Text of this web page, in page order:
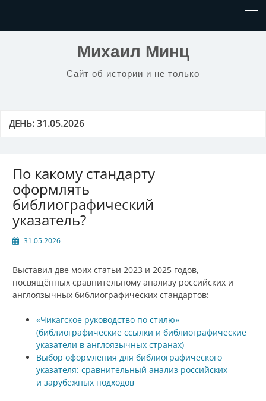
Михаил Минц
Сайт об истории и не только
ДЕНЬ:31.05.2026
По какому стандарту
оформлять
библиографический
указатель?
31.05.2026
Выставил две моих статьи 2023 и 2025 годов,
посвящённых сравнительному анализу российских и
англоязычных библиографических стандартов:
«Чикагское руководство по стилю»
(библиографические ссылки и библиографические
указатели в англоязычных странах)
Выбор оформления для библиографического
указателя: сравнительный анализ российских
и зарубежных подходов